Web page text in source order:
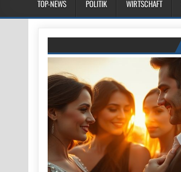
TOP-NEWS POLITIK WIRTSCHAFT